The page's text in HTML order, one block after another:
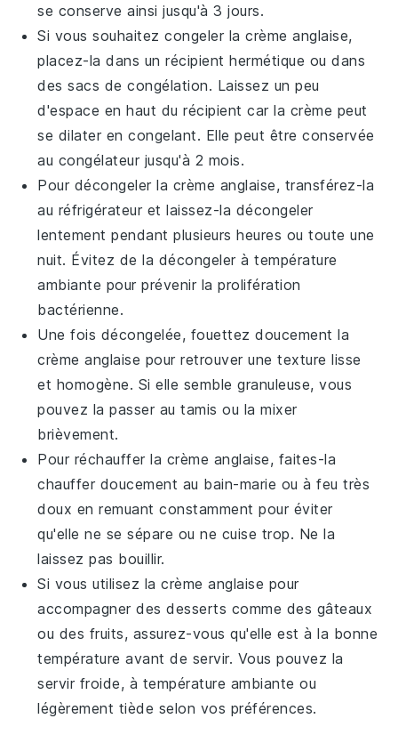
se conserve ainsi jusqu'à 3 jours.
Si vous souhaitez congeler lacrème anglaise,
placez-la dans un récipient hermétique ou dans
des sacs de congélation. Laissez un peu
d'espace en haut du récipient car la crème peut
se dilater en congelant. Elle peut être conservée
au congélateur jusqu'à 2 mois.
Pour décongeler la crème anglaise, transférez-la
au réfrigérateur et laissez-la décongeler
lentement pendant plusieurs heures ou toute une
nuit. Évitez de la décongeler à température
ambiante pour prévenir la prolifération
bactérienne.
Une fois décongelée, fouettez doucement la
crème anglaise pour retrouver une texture lisse
et homogène. Si elle semble granuleuse, vous
pouvez la passer au tamis ou la mixer
brièvement.
Pour réchauffer la crème anglaise, faites-la
chauffer doucement au bain-marie ou à feu très
doux en remuant constamment pour éviter
qu'elle ne se sépare ou ne cuise trop. Ne la
laissez pas bouillir.
Si vous utilisez lacrème anglaise pour
accompagner desdesserts comme des gâteaux
ou des fruits, assurez-vous qu'elle est à la bonne
température avant de servir. Vous pouvez la
servir froide, à température ambiante ou
légèrement tiède selon vos préférences.